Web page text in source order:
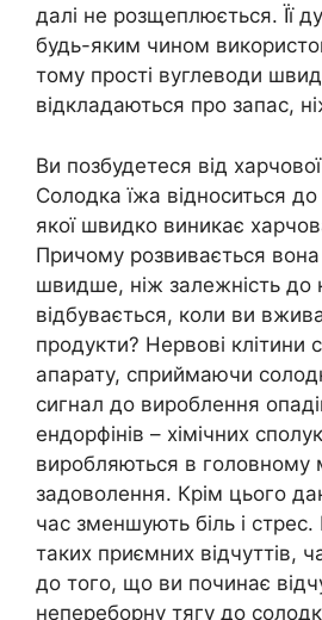
далі не розщеплюється. Її
будь-яким чином
тому прості вуглеводи
відкладаються про запас,
Ви позбудетеся від
Солодка їжа відноситься до
якої швидко виникає
Причому розвивається вона
швидше, ніж залежність до
відбувається, коли ви
продукти? Нервові клітини
апарату, сприймаючи
сигнал до вироблення
ендорфінів – хімічних
виробляються в головному
задоволення. Крім цього
час зменшують біль і
таких приємних відчуттів,
до того, що ви починає
непереборну тягу до